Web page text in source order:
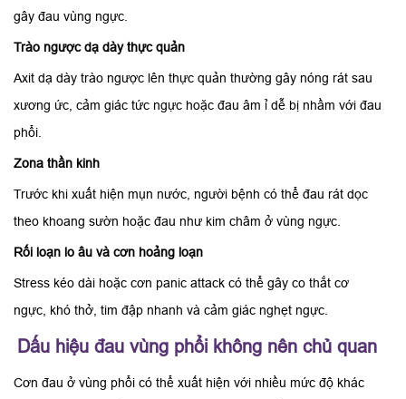
gây đau vùng ngực.
Trào ngược dạ dày thực quản
Axit dạ dày trào ngược lên thực quản thường gây nóng rát sau
xương ức, cảm giác tức ngực hoặc đau âm ỉ dễ bị nhầm với đau
phổi.
Zona thần kinh
Trước khi xuất hiện mụn nước, người bệnh có thể đau rát dọc
theo khoang sườn hoặc đau như kim châm ở vùng ngực.
Rối loạn lo âu và cơn hoảng loạn
Stress kéo dài hoặc cơn panic attack có thể gây co thắt cơ
ngực, khó thở, tim đập nhanh và cảm giác nghẹt ngực.
Dấu hiệu đau vùng phổi không nên chủ quan
Cơn đau ở vùng phổi có thể xuất hiện với nhiều mức độ khác